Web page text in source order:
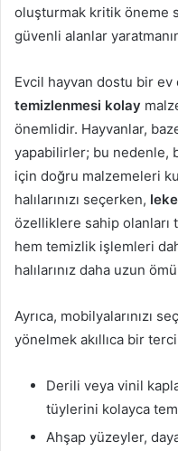
oluşturmak kritik öneme
güvenli alanlar
Evcil hayvan dostu bir
temizlenmesi kolay
önemlidir. Hayvanlar,
yapabilirler; bu nedenle,
için doğru malzemeleri
halılarınızı seçerken,
özelliklere sahip olanları
hem temizlik işlemleri
halılarınız daha uzun
Ayrıca, mobilyalarınızı
yönelmek akıllıca bir
Derili veya vinil
tüylerini kolayca
Ahşap yüzeyler,